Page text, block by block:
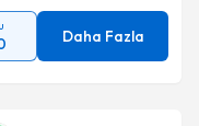
Daha Fazla